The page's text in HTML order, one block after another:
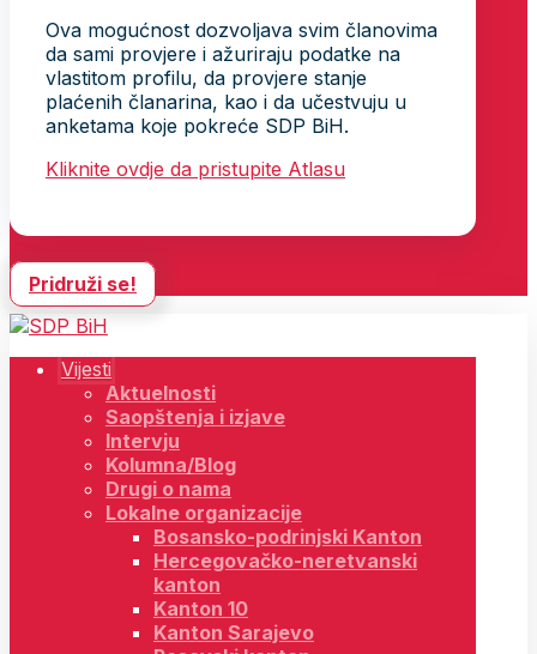
Ova mogućnost dozvoljava svim članovima
da sami provjere i ažuriraju podatke na
vlastitom profilu, da provjere stanje
plaćenih članarina, kao i da učestvuju u
anketama koje pokreće SDP BiH.
Kliknite ovdje da pristupite Atlasu
Pridruži se!
Vijesti
Aktuelnosti
Saopštenja i izjave
Intervju
Kolumna/Blog
Drugi o nama
Lokalne organizacije
Bosansko-podrinjski Kanton
Hercegovačko-neretvanski
kanton
Kanton 10
Kanton Sarajevo